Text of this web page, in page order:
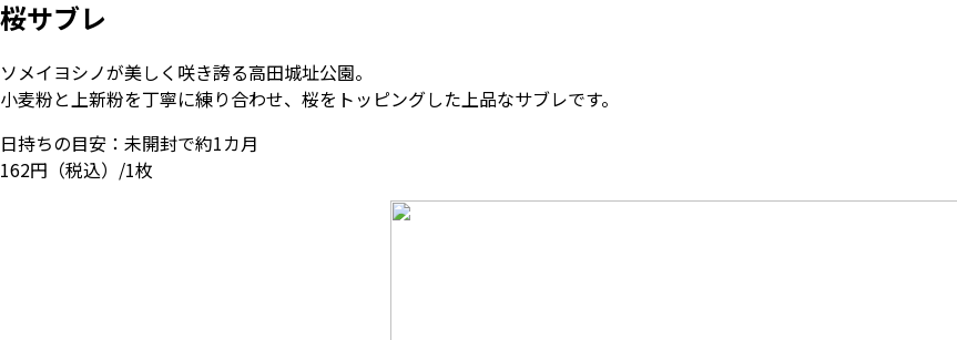
桜サブレ
ソメイヨシノが美しく咲き誇る高田城址公園。
小麦粉と上新粉を丁寧に練り合わせ、桜をトッピングした上品なサブレです。
日持ちの目安：未開封で約1カ月
162円（税込）/1枚